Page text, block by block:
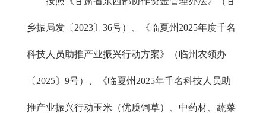
乡振局发〔2023〕36号）、《临夏州2025年度千名
科技人员助推产业振兴行动方案》（临州农领办
〔2025〕9号）、《临夏州2025年千名科技人员助
推产业振兴行动玉米（优质饲草）、中药材、蔬菜